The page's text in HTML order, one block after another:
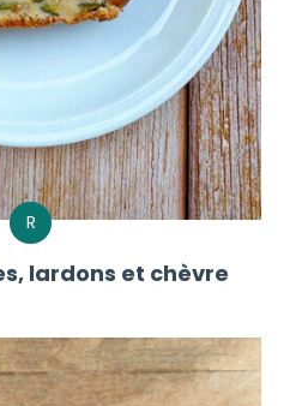
R
lardons et chèvre